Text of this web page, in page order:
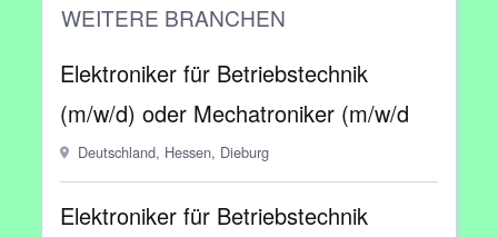
WEITERE BRANCHEN
Elektroniker für Betriebstechnik
(m/w/d) oder Mechatroniker (m/w/d
Deutschland, Hessen, Dieburg
Elektroniker für Betriebstechnik